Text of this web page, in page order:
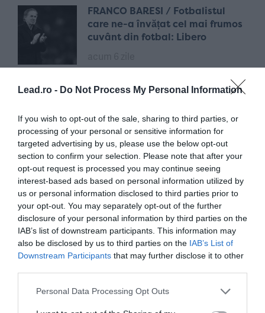
Lead.ro - Do Not Process My Personal Information
If you wish to opt-out of the sale, sharing to third parties, or
processing of your personal or sensitive information for
targeted advertising by us, please use the below opt-out
section to confirm your selection. Please note that after your
opt-out request is processed you may continue seeing
interest-based ads based on personal information utilized by
us or personal information disclosed to third parties prior to
your opt-out. You may separately opt-out of the further
disclosure of your personal information by third parties on the
IAB’s list of downstream participants. This information may
also be disclosed by us to third parties on the IAB’s List of
Downstream Participants that may further disclose it to other
Personal Data Processing Opt Outs
FRANCO BARESI / Fotbalistul
care ne-a învățat cel mai frumos
cuvânt din fotbal: Libero
Anna Lewandowska și fața
Despre transferuri, dincolo de
sumele de pe Transfermarkt
acum 1 lună
Ei sunt Zburătorii din Sibiu
acum 2 luni
„Cum am făcut diferența dintre
excelent și perfect”: cinci lecții